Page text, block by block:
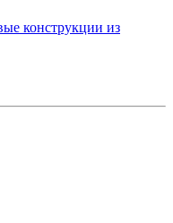
конструкции из